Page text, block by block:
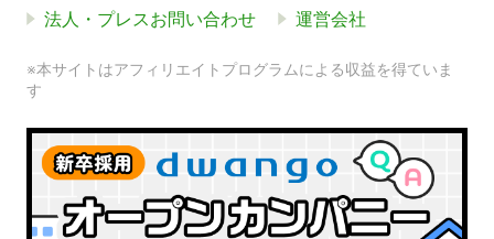
法人・プレスお問い合わせ 運営会社
※本サイトはアフィリエイトプログラムによる収益を得ていま
す